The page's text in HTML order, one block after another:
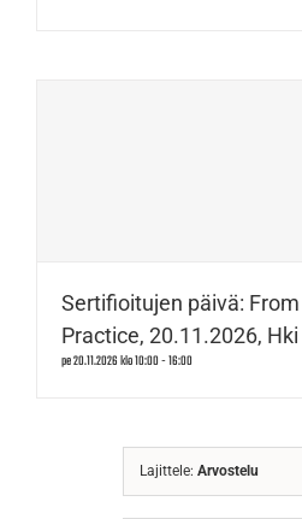
Sertifioitujen päivä:
Practice, 20.11.2026, Hki
pe 20.11.2026 klo 10:00-16:00
Lajittele: Arvostelu